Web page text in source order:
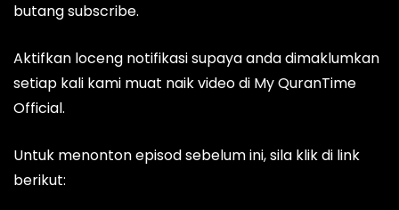
butang subscribe.
Aktifkan loceng notifikasi supaya anda dimaklumkan
setiap kali kami muat naik video di My QuranTime
Official.
Untuk menonton episod sebelum ini, sila klik di link
berikut: